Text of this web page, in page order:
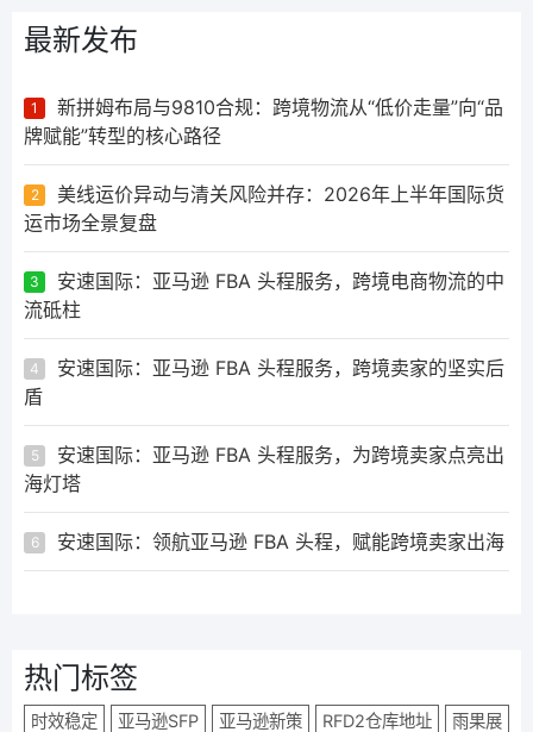
最新发布
1
新拼姆布局与9810合规：跨境物流从“低价走量”向“品
牌赋能”转型的核心路径
2
美线运价异动与清关风险并存：2026年上半年国际货
运市场全景复盘
3
安速国际：亚马逊 FBA 头程服务，跨境电商物流的中
流砥柱
4
安速国际：亚马逊 FBA 头程服务，跨境卖家的坚实后
盾
5
安速国际：亚马逊 FBA 头程服务，为跨境卖家点亮出
海灯塔
6 安速国际：领航亚马逊 FBA 头程，赋能跨境卖家出海
热门标签
时效稳定 亚马逊SFP 亚马逊新策 RFD2仓库地址 雨果展